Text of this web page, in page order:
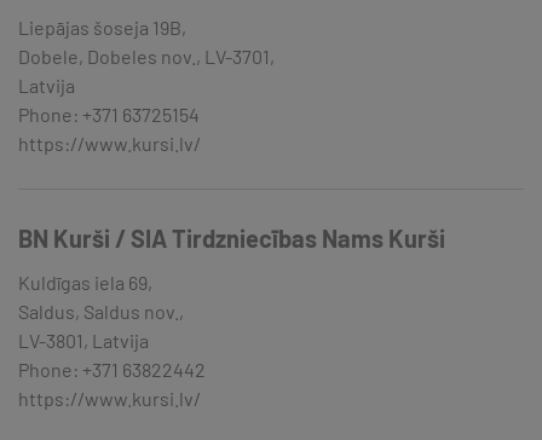
Liepājas šoseja 19B,
Dobele, Dobeles nov., LV-3701,
Latvija
Phone: +371 63725154
https://www.kursi.lv/
BN Kurši / SIA Tirdzniecības Nams Kurši
Kuldīgas iela 69,
Saldus, Saldus nov.,
LV-3801, Latvija
Phone: +371 63822442
https://www.kursi.lv/